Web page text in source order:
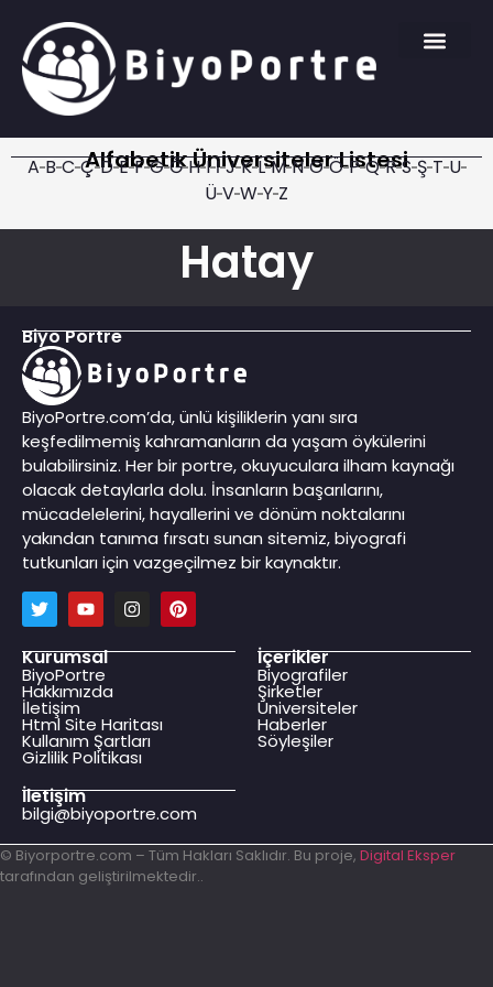
Alfabetik Üniversiteler Listesi
A B C Ç D E F G Ğ H I İ J K L M N O Ö P Q R S Ş T U
Ü V W Y Z
Hatay
Biyo Portre
BiyoPortre.com’da, ünlü kişiliklerin yanı sıra
keşfedilmemiş kahramanların da yaşam öykülerini
bulabilirsiniz. Her bir portre, okuyuculara ilham kaynağı
olacak detaylarla dolu. İnsanların başarılarını,
mücadelelerini, hayallerini ve dönüm noktalarını
yakından tanıma fırsatı sunan sitemiz, biyografi
tutkunları için vazgeçilmez bir kaynaktır.
Kurumsal
BiyoPortre
Hakkımızda
İletişim
Html Site Haritası
Kullanım Şartları
Gizlilik Politikası
İçerikler
Biyografiler
Şirketler
Üniversiteler
Haberler
Söyleşiler
İletişim
bilgi@biyoportre.com
© Biyorportre.com – Tüm Hakları Saklıdır. Bu proje, Digital Eksper
tarafından geliştirilmektedir..